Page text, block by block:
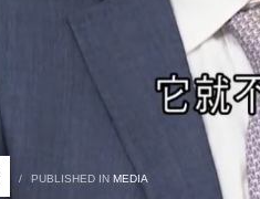
/ PUBLISHED IN MEDIA